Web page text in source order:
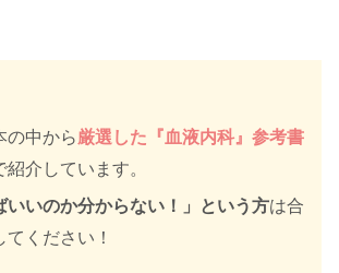
の中から厳選した『血液内科』参考書
介しています。
いいのか分からない！」という方は合
ください！